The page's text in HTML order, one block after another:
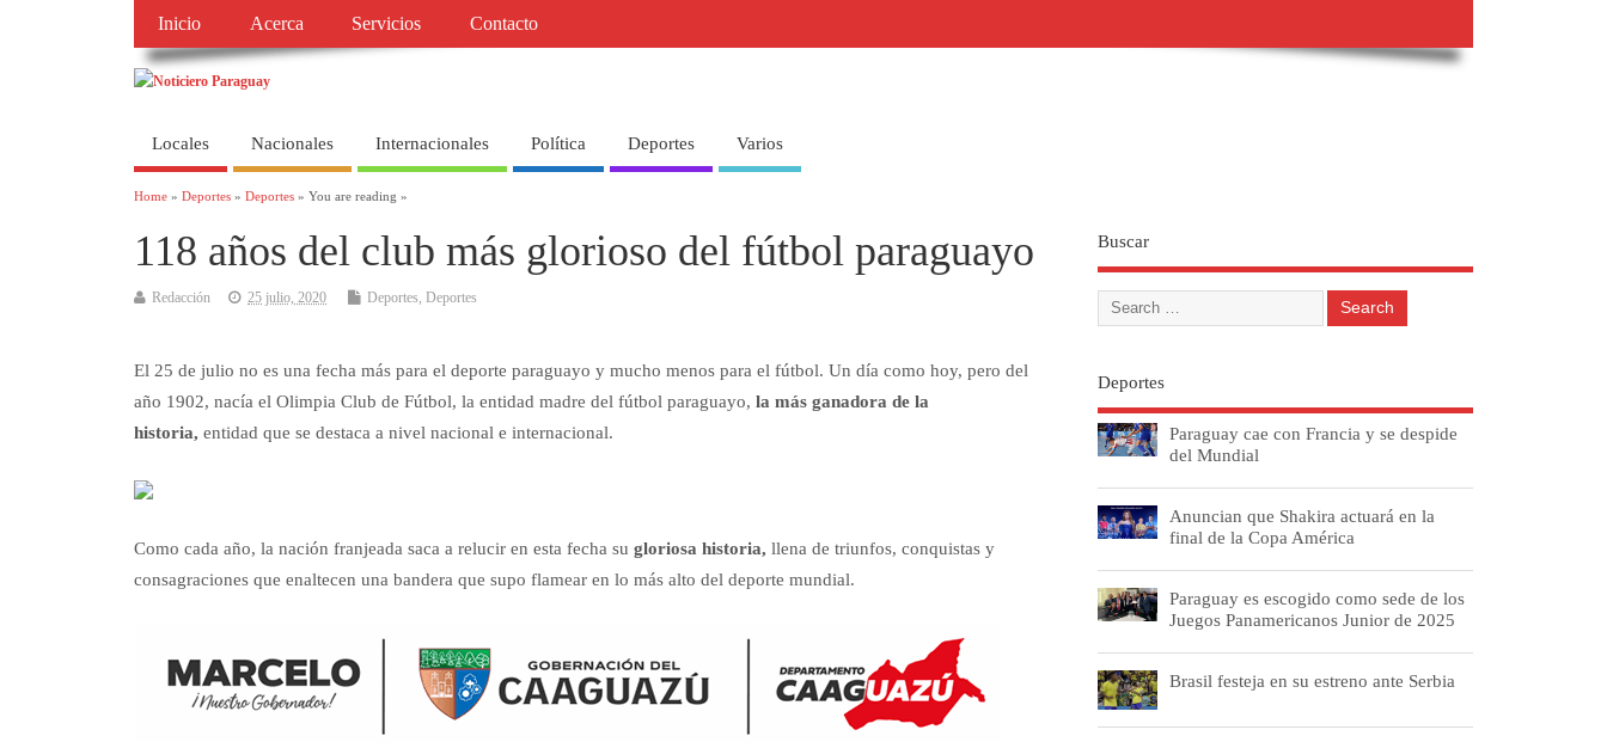
Inicio Acerca Servicios Contacto
Locales Nacionales Internacionales Política Deportes Varios
Home » Deportes » Deportes » You are reading »
118 años del club más glorioso del fútbol paraguayo
Redacción 25 julio, 2020 Deportes, Deportes
El 25 de julio no es una fecha más para el deporte paraguayo y mucho menos para el fútbol. Un día como hoy, pero del
año 1902, nacía el Olimpia Club de Fútbol, la entidad madre del fútbol paraguayo, la más ganadora de la
historia, entidad que se destaca a nivel nacional e internacional.
Como cada año, la nación franjeada saca a relucir en esta fecha su gloriosa historia, llena de triunfos, conquistas y
consagraciones que enaltecen una bandera que supo flamear en lo más alto del deporte mundial.
Buscar
Deportes
Paraguay cae con Francia y se despide
del Mundial
Anuncian que Shakira actuará en la
final de la Copa América
Paraguay es escogido como sede de los
Juegos Panamericanos Junior de 2025
Brasil festeja en su estreno ante Serbia